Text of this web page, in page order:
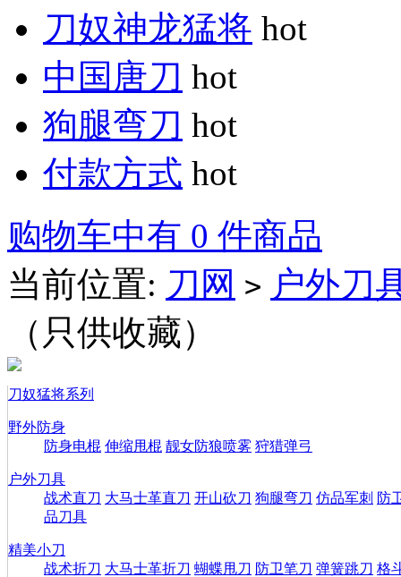
刀奴神龙猛将 hot
中国唐刀 hot
狗腿弯刀 hot
付款方式 hot
购物车中有 0 件商品
当前位置: 刀网 > 户外刀
（只供收藏）
刀奴猛将系列
野外防身
防身电棍 伸缩甩棍 靓女防狼喷雾 狩猎弹弓
户外刀具
战术直刀 大马士革直刀 开山砍刀 狗腿弯刀 仿品军刺 防
品刀具
精美小刀
战术折刀 大马士革折刀 蝴蝶甩刀 防卫笔刀 弹簧跳刀 格